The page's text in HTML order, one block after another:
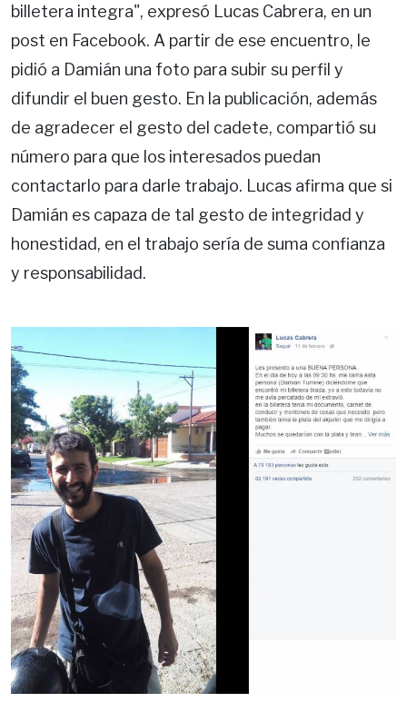
billetera integra", expresó Lucas Cabrera, en un
post en Facebook. A partir de ese encuentro, le
pidió a Damián una foto para subir su perfil y
difundir el buen gesto. En la publicación, además
de agradecer el gesto del cadete, compartió su
número para que los interesados puedan
contactarlo para darle trabajo. Lucas afirma que si
Damián es capaza de tal gesto de integridad y
honestidad, en el trabajo sería de suma confianza
y responsabilidad.